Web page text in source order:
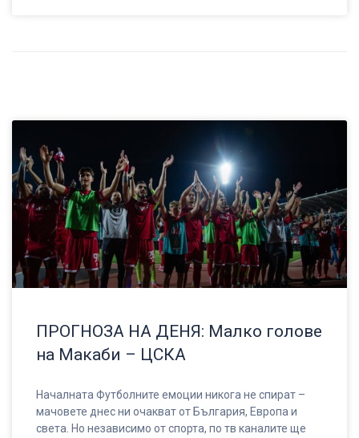
ПРОГНОЗА НА ДЕНЯ: Малко голове
на Макаби – ЦСКА
Началната Футболните емоции никога не спират –
мачовете днес ни очакват от България, Европа и
света. Но независимо от спорта, по тв каналите ще